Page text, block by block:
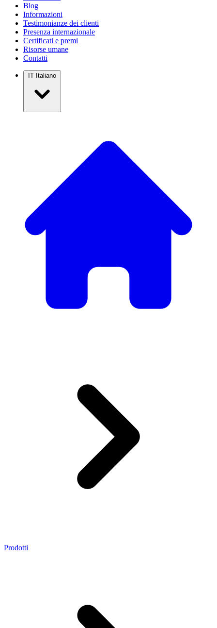
Blog
Informazioni
Testimonianze dei clienti
Presenza internazionale
Certificati e premi
Risorse umane
Contatti
IT Italiano
Prodotti